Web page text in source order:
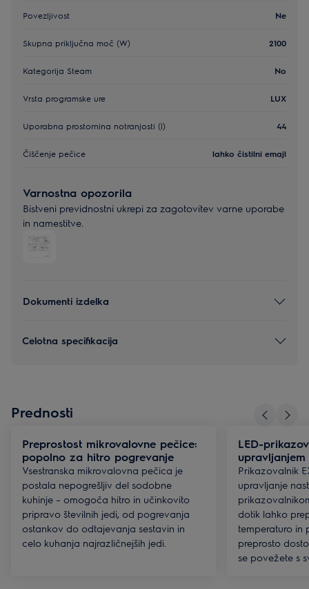
Povezljivost Ne
Skupna priključna moč (W) 2100
Kategorija Steam No
Vrsta programske ure LUX
Uporabna prostornina notranjosti (l) 44
Čiščenje pečice lahko čistilni emajl
Varnostna opozorila
Bistveni previdnostni ukrepi za zagotovitev varne uporabe
in namestitve.
Dokumenti izdelka
Celotna specifikacija
Prednosti
Preprostost mikrovalovne pečice:
popolno za hitro pogrevanje
Vsestranska mikrovalovna pečica je
postala nepogrešljiv del sodobne
kuhinje – omogoča hitro in učinkovito
pripravo številnih jedi, od pogrevanja
ostankov do odtajevanja sestavin in
celo kuhanja najrazličnejših jedi.
LED-
Prikazovalnik
upravljanje
dotik lahko
temperaturo in
preprosto
se povežete s